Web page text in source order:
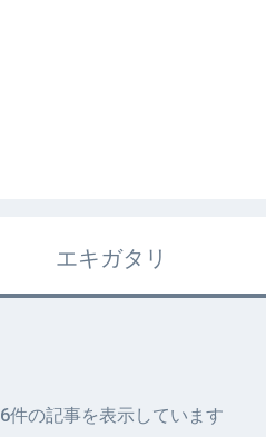
エキガタリ
6件の記事を表示しています